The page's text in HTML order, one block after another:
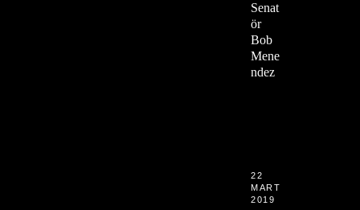
Senat
ör
Bob
Mene
ndez
22
MART
2019